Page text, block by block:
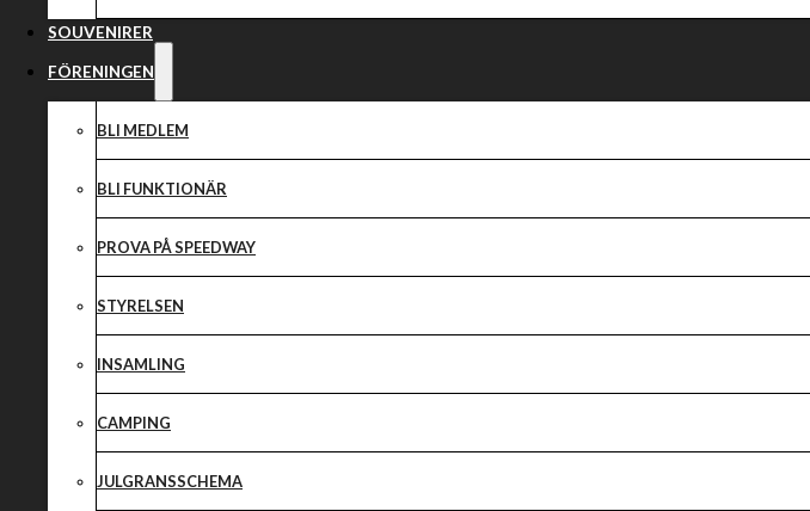
SOUVENIRER
FÖRENINGEN
BLI MEDLEM
BLI FUNKTIONÄR
PROVA PÅ SPEEDWAY
STYRELSEN
INSAMLING
CAMPING
JULGRANSSCHEMA